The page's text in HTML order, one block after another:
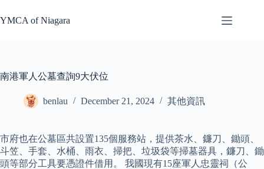
to
content
YMCA of Niagara
南港軍人公墓查詢9大伏位
benlau December 21, 2024 其他資訊
市府也在公墓區共設置135個服務站，提供茶水、鐮刀、鋤頭、
斗笠、手套、水桶、雨衣、掃把、垃圾袋等掃墓器具，鐮刀、鋤
頭等部分工具要憑證件借用。 我國現有15座軍人忠靈祠（公